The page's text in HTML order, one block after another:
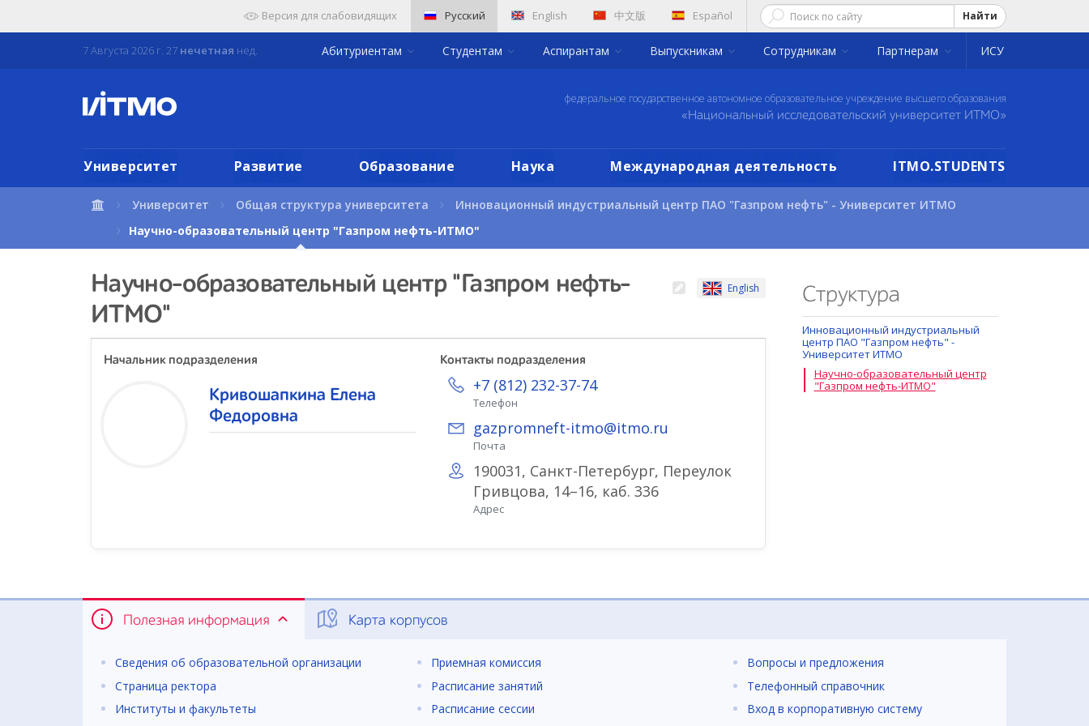
Версия для слабовидящих Русский English 中文版 Español Найти
7 Августа 2026 г. 27 нечетная нед. Абитуриентам Студентам Аспирантам Выпускникам Сотрудникам Партнерам ИСУ
федеральное государственное автономное образовательное учреждение высшего образования
«Национальный исследовательский университет ИТМО»
Университет Развитие Образование Наука Международная деятельность ITMO.STUDENTS
Университет Общая структура университета
Инновационный индустриальный центр ПАО "Газпром нефть" - Университет ИТМО
Научно-образовательный центр "Газпром нефть-ИТМО"
Научно-образовательный центр "Газпром нефть-
ИТМО"
English
Начальник подразделения
Кривошапкина Елена
Федоровна
Контакты подразделения
+7 (812) 232-37-74
Телефон
gazpromneft-itmo@itmo.ru
Почта
190031, Санкт-Петербург, Переулок
Гривцова, 14–16, каб. 336
Адрес
Структура
Инновационный индустриальный
центр ПАО "Газпром нефть" -
Университет ИТМО
Научно-образовательный центр
"Газпром нефть-ИТМО"
Полезная информация Карта корпусов
Сведения об образовательной организации
Страница ректора
Институты и факультеты
Приемная комиссия
Расписание занятий
Расписание сессии
Вопросы и предложения
Телефонный справочник
Вход в корпоративную систему